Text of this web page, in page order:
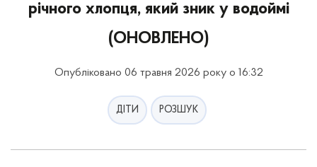
річного хлопця, який зник у водоймі
(ОНОВЛЕНО)
Опубліковано 06 травня 2026 року о 16:32
ДІТИ РОЗШУК